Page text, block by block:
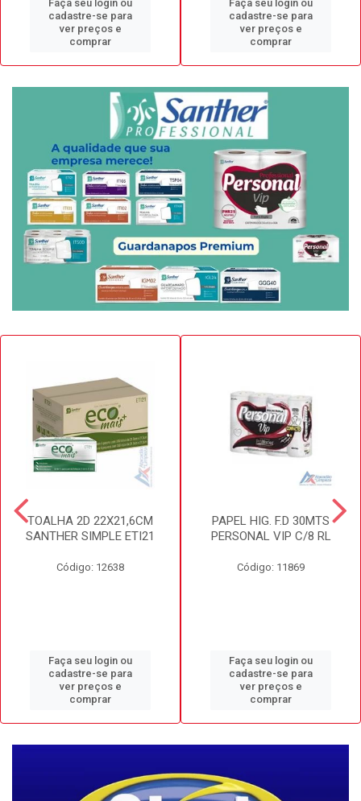
Faça seu login ou
cadastre-se para
ver preços e
comprar
Faça seu login ou
cadastre-se para
ver preços e
comprar
TOALHA 2D 22X21,6CM
SANTHER SIMPLE ETI21
Código: 12638
Faça seu login ou
cadastre-se para
ver preços e
comprar
PAPEL HIG. F.D 30MTS
PERSONAL VIP C/8 RL
Código: 11869
Faça seu login ou
cadastre-se para
ver preços e
comprar